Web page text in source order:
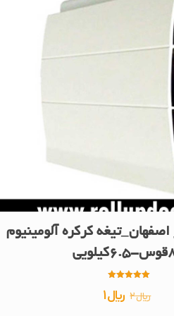
کرکره آلومینیوم
5.00
از 5 ﷼2 قیمت
﷼1قیمت